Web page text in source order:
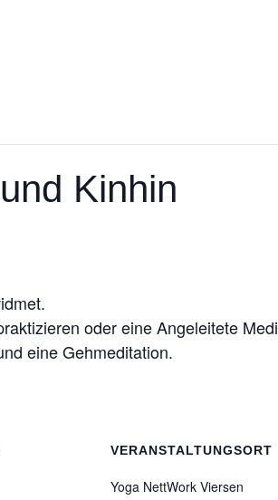
Kinhin
oder eine Angeleitete
eine Gehmeditation.
VERANSTALTUNGSORT
Yoga NettWork Viersen